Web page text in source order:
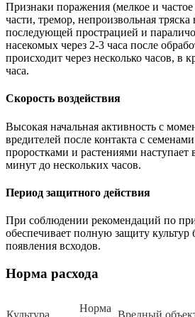
Признаки поражения (мелкое и
части, тремор, непроизвольная тряска
последующей прострацией и
насекомых через 2-3 часа после
происходит через несколько часов, в
часа.
Скорость воздействия
Высокая начальная активность с
вредителей после контакта с
проростками и растениями наступает
минут до нескольких часов.
Период защитного действия
При соблюдении рекомендаций по
обеспечивает полную защиту культур
появления всходов.
Норма расхода
Куль­ту­ра
Нор­ма
Вред­ный